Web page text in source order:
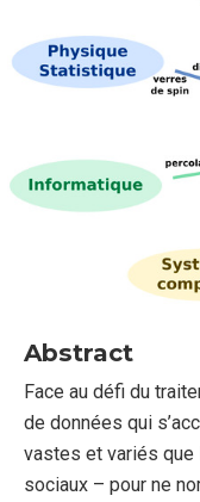
Abstract
Face au défi du
de données qui
vastes et variés
sociaux – pour ne